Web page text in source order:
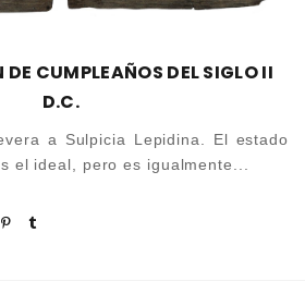
CUMPLEAÑOS DEL SIGLO II
D.C.
a Sulpicia Lepidina. El estado
el ideal, pero es igualmente...